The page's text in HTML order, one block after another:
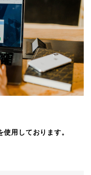
用しております。